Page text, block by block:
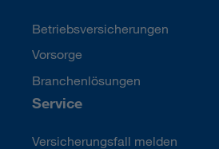
Betriebsversicherungen
Vorsorge
Branchenlösungen
Service
Versicherungsfall melden